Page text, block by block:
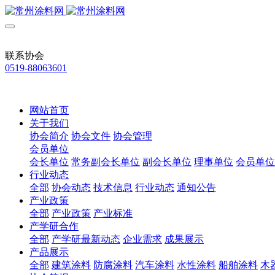
联系协会
0519-88063601
网站首页
关于我们
协会简介 协会文件 协会管理
会员单位
会长单位 常务副会长单位 副会长单位 理事单位 会员单位
行业动态
全部 协会动态 技术信息 行业动态 通知公告
产业政策
全部 产业政策 产业标准
产学研合作
全部 产学研最新动态 企业需求 成果展示
产品展示
全部 建筑涂料 防腐涂料 汽车涂料 水性涂料 船舶涂料 木